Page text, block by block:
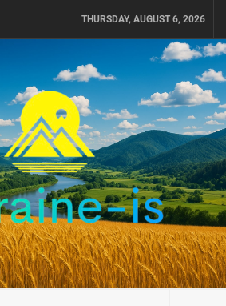
THURSDAY, AUGUST 6, 2026
IS
УКРАИНЕ